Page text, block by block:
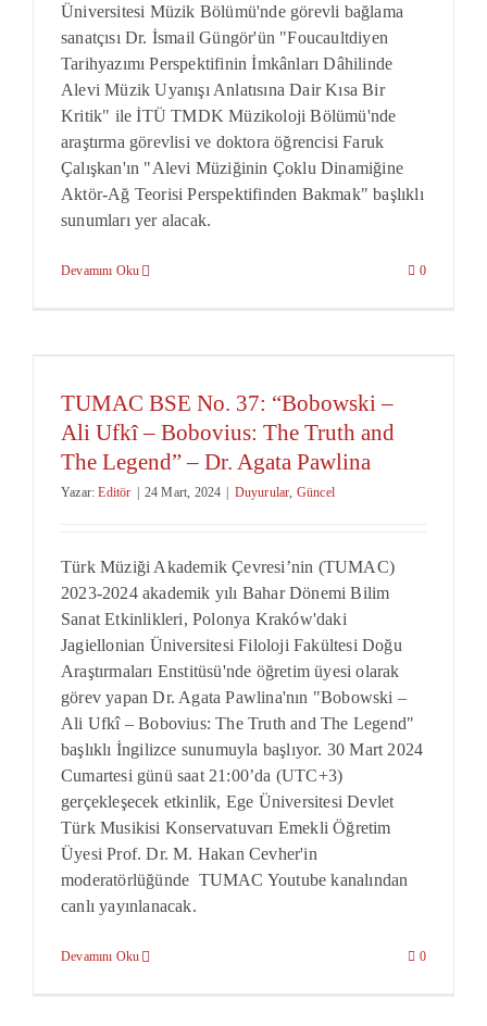
Üniversitesi Müzik Bölümü'nde görevli bağlama
sanatçısı Dr. İsmail Güngör'ün "Foucaultdiyen
Tarihyazımı Perspektifinin İmkânları Dâhilinde
Alevi Müzik Uyanışı Anlatısına Dair Kısa Bir
Kritik" ile İTÜ TMDK Müzikoloji Bölümü'nde
araştırma görevlisi ve doktora öğrencisi Faruk
Çalışkan'ın "Alevi Müziğinin Çoklu Dinamiğine
Aktör-Ağ Teorisi Perspektifinden Bakmak" başlıklı
sunumları yer alacak.
Devamını Oku 0
TUMAC BSE No. 37: “Bobowski ‒
Ali Ufkî ‒ Bobovius: The Truth and
The Legend” – Dr. Agata Pawlina
Yazar:Editör | 24 Mart, 2024 | Duyurular, Güncel
Türk Müziği Akademik Çevresi’nin (TUMAC)
2023-2024 akademik yılı Bahar Dönemi Bilim
Sanat Etkinlikleri, Polonya Kraków'daki
Jagiellonian Üniversitesi Filoloji Fakültesi Doğu
Araştırmaları Enstitüsü'nde öğretim üyesi olarak
görev yapan Dr. Agata Pawlina'nın "Bobowski ‒
Ali Ufkî ‒ Bobovius: The Truth and The Legend"
başlıklı İngilizce sunumuyla başlıyor. 30 Mart 2024
Cumartesi günü saat 21:00’da (UTC+3)
gerçekleşecek etkinlik, Ege Üniversitesi Devlet
Türk Musikisi Konservatuvarı Emekli Öğretim
Üyesi Prof. Dr. M. Hakan Cevher'in
moderatörlüğünde TUMAC Youtube kanalından
canlı yayınlanacak.
Devamını Oku 0